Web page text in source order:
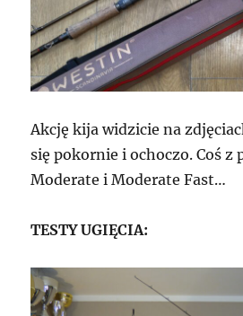
Akcję kija widzicie na
się pokornie i ochoczo. Coś z
Moderate i Moderate Fast…
TESTY UGIĘCIA: